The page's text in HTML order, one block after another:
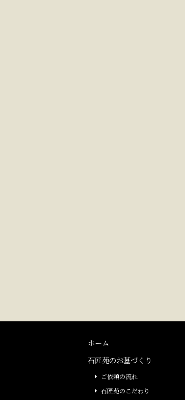
ホーム
石匠苑のお墓づくり
ご依頼の流れ
石匠苑のこだわり